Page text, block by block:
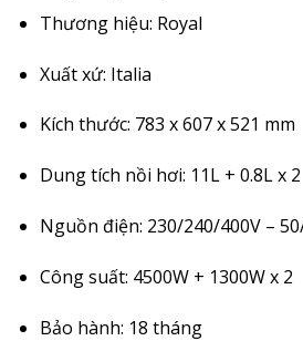
Thương hiệu: Royal
Xuất xứ: Italia
Kích thước: 783 x 607 x 521 mm
Dung tích nồi hơi: 11L + 0.8L x 2
Nguồn điện: 230/240/400V –
Công suất: 4500W + 1300W x 2
Bảo hành: 18 tháng